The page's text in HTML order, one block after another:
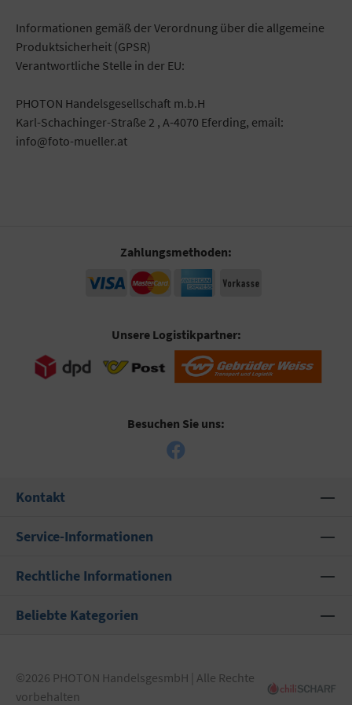
Informationen gemäß der Verordnung über die allgemeine
Produktsicherheit (GPSR)
Verantwortliche Stelle in der EU:
PHOTON Handelsgesellschaft m.b.H
Karl-Schachinger-Straße 2 , A-4070 Eferding, email:
info@foto-mueller.at
Zahlungsmethoden:
Unsere Logistikpartner:
Besuchen Sie uns:
Kontakt
Service-Informationen
Rechtliche Informationen
Beliebte Kategorien
©2026 PHOTON HandelsgesmbH | Alle Rechte
vorbehalten